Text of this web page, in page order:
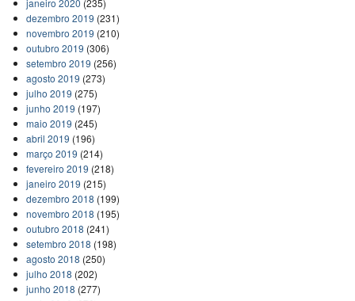
janeiro 2020 (235)
dezembro 2019 (231)
novembro 2019 (210)
outubro 2019 (306)
setembro 2019 (256)
agosto 2019 (273)
julho 2019 (275)
junho 2019 (197)
maio 2019 (245)
abril 2019 (196)
março 2019 (214)
fevereiro 2019 (218)
janeiro 2019 (215)
dezembro 2018 (199)
novembro 2018 (195)
outubro 2018 (241)
setembro 2018 (198)
agosto 2018 (250)
julho 2018 (202)
junho 2018 (277)